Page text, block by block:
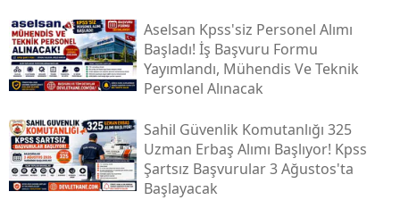
Aselsan Kpss'siz Personel Alımı
Başladı! İş Başvuru Formu
Yayımlandı, Mühendis Ve Teknik
Personel Alınacak
Sahil Güvenlik Komutanlığı 325
Uzman Erbaş Alımı Başlıyor! Kpss
Şartsız Başvurular 3 Ağustos'ta
Başlayacak